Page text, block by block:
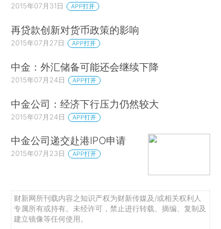
2015年07月31日 APP打开
再贷款创新对货币政策的影响
2015年07月27日 APP打开
中金：外汇储备可能还会继续下降
2015年07月24日 APP打开
中金公司：经济下行压力仍然较大
2015年07月24日 APP打开
中金公司递交赴港IPO申请
2015年07月23日 APP打开
财新网所刊载内容之知识产权为财新传媒及/或相关权利人
专属所有或持有。未经许可，禁止进行转载、摘编、复制及
建立镜像等任何使用。